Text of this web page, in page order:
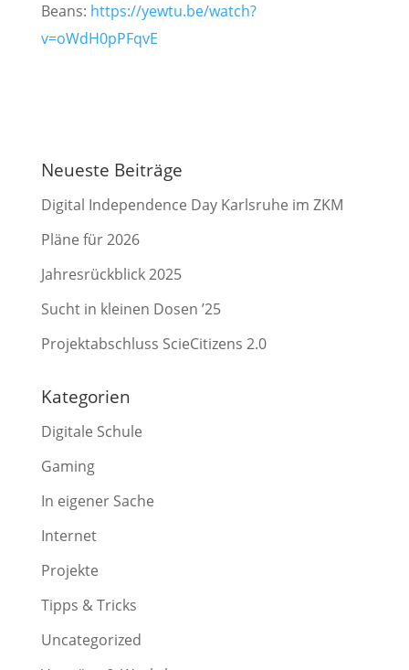
Beans: https://yewtu.be/watch?
v=oWdH0pPFqvE
Neueste Beiträge
Digital Independence Day Karlsruhe im ZKM
Pläne für 2026
Jahresrückblick 2025
Sucht in kleinen Dosen ’25
Projektabschluss ScieCitizens 2.0
Kategorien
Digitale Schule
Gaming
In eigener Sache
Internet
Projekte
Tipps & Tricks
Uncategorized